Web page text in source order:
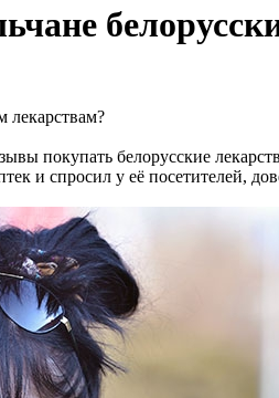
покупать белорусские
и спросил у её посетителей,